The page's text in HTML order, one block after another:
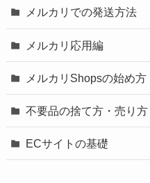
メルカリでの発送方法
メルカリ応用編
メルカリShopsの始め方
不要品の捨て方・売り方
ECサイトの基礎